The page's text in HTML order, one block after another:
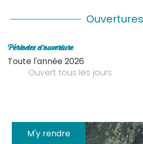
Ouvertures
Périodes d'ouverture
Toute l'année 2026
Ouvert tous les jours
M'y rendre